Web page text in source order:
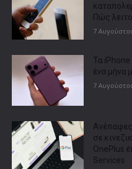
Πώς
7
Τα iPhone
ένα μήνα
7
σε
OnePlus
Services